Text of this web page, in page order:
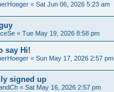
« Sat Jun 06, 2026 5:23 am
« Tue May 19, 2026 8:58 pm
say Hi!
« Sun May 17, 2026 2:57 pm
signed up
« Sat May 16, 2026 2:57 pm